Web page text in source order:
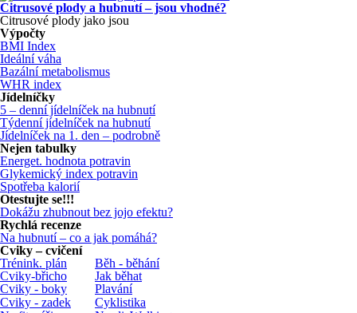
Citrusové plody a hubnutí – jsou vhodné?
Citrusové plody jako jsou
Výpočty
BMI Index
Ideální váha
Bazální metabolismus
WHR index
Jídelníčky
5 – denní jídelníček na hubnutí
Týdenní jídelníček na hubnutí
Jídelníček na 1. den – podrobně
Nejen tabulky
Energet. hodnota potravin
Glykemický index potravin
Spotřeba kalorií
Otestujte se!!!
Dokážu zhubnout bez jojo efektu?
Rychlá recenze
Na hubnutí – co a jak pomáhá?
Cviky – cvičení
Trénink. plán
Běh - běhání
Cviky-břicho
Jak běhat
Cviky - boky
Plavání
Cviky - zadek
Cyklistika